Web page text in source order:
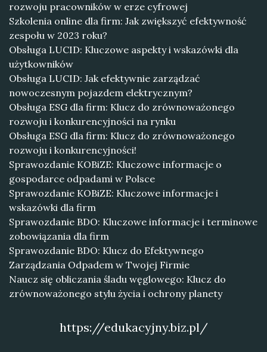
rozwoju pracowników w erze cyfrowej
Szkolenia online dla firm: Jak zwiększyć efektywność
zespołu w 2023 roku?
Obsługa LUCID: Kluczowe aspekty i wskazówki dla
użytkowników
Obsługa LUCID: Jak efektywnie zarządzać
nowoczesnym pojazdem elektrycznym?
Obsługa ESG dla firm: Klucz do zrównoważonego
rozwoju i konkurencyjności na rynku
Obsługa ESG dla firm: Klucz do zrównoważonego
rozwoju i konkurencyjności!
Sprawozdanie KOBiZE: Kluczowe informacje o
gospodarce odpadami w Polsce
Sprawozdanie KOBiZE: Kluczowe informacje i
wskazówki dla firm
Sprawozdanie BDO: Kluczowe informacje i terminowe
zobowiązania dla firm
Sprawozdanie BDO: Klucz do Efektywnego
Zarządzania Odpadem w Twojej Firmie
Naucz się obliczania śladu węglowego: Klucz do
zrównoważonego stylu życia i ochrony planety
https://edukacyjny.biz.pl/